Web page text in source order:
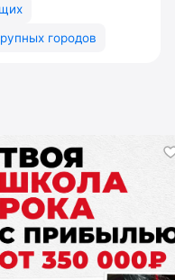
городов